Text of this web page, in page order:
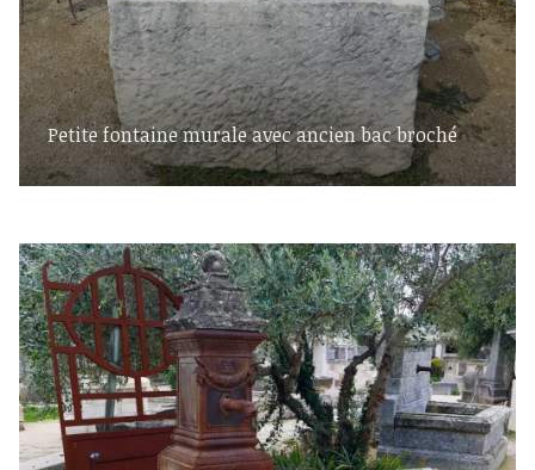
Petite fontaine murale avec ancien bac broché